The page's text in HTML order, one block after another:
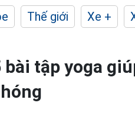
Thế giới Xe +
bài tập yoga